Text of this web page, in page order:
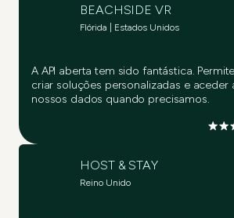
BEACHSIDE VR
Flórida | Estados Unidos
A API aberta tem sido fantástica.
criar soluções personalizadas e aceder
nossos dados quando precisamos.
HOST & STAY
Reino Unido